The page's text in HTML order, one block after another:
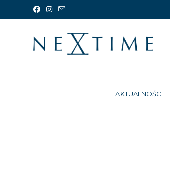
treści
AKTUALNOŚCI